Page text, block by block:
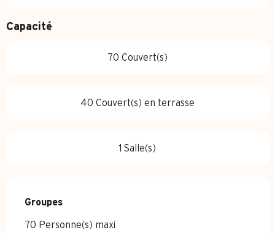
Capacité
70 Couvert(s)
40 Couvert(s) en terrasse
1 Salle(s)
Groupes
Groupes
70 Personne(s) maxi